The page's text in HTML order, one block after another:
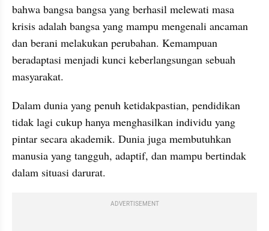
bahwa bangsa bangsa yang berhasil melewati masa
krisis adalah bangsa yang mampu mengenali ancaman
dan berani melakukan perubahan. Kemampuan
beradaptasi menjadi kunci keberlangsungan sebuah
masyarakat.
Dalam dunia yang penuh ketidakpastian, pendidikan
tidak lagi cukup hanya menghasilkan individu yang
pintar secara akademik. Dunia juga membutuhkan
manusia yang tangguh, adaptif, dan mampu bertindak
dalam situasi darurat.
ADVERTISEMENT